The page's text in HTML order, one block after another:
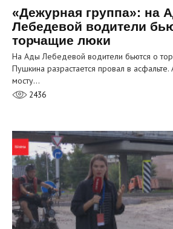
«Дежурная группа»: на
Лебедевой водители
торчащие люки
На Ады Лебедевой водители бьются о
Пушкина разрастается провал в
мосту…
2436